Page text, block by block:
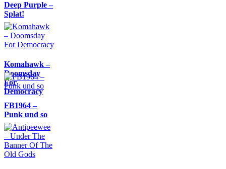
Deep Purple –
Splat!
Komahawk –
Doomsday
For
Democracy
FB1964 –
Punk und so